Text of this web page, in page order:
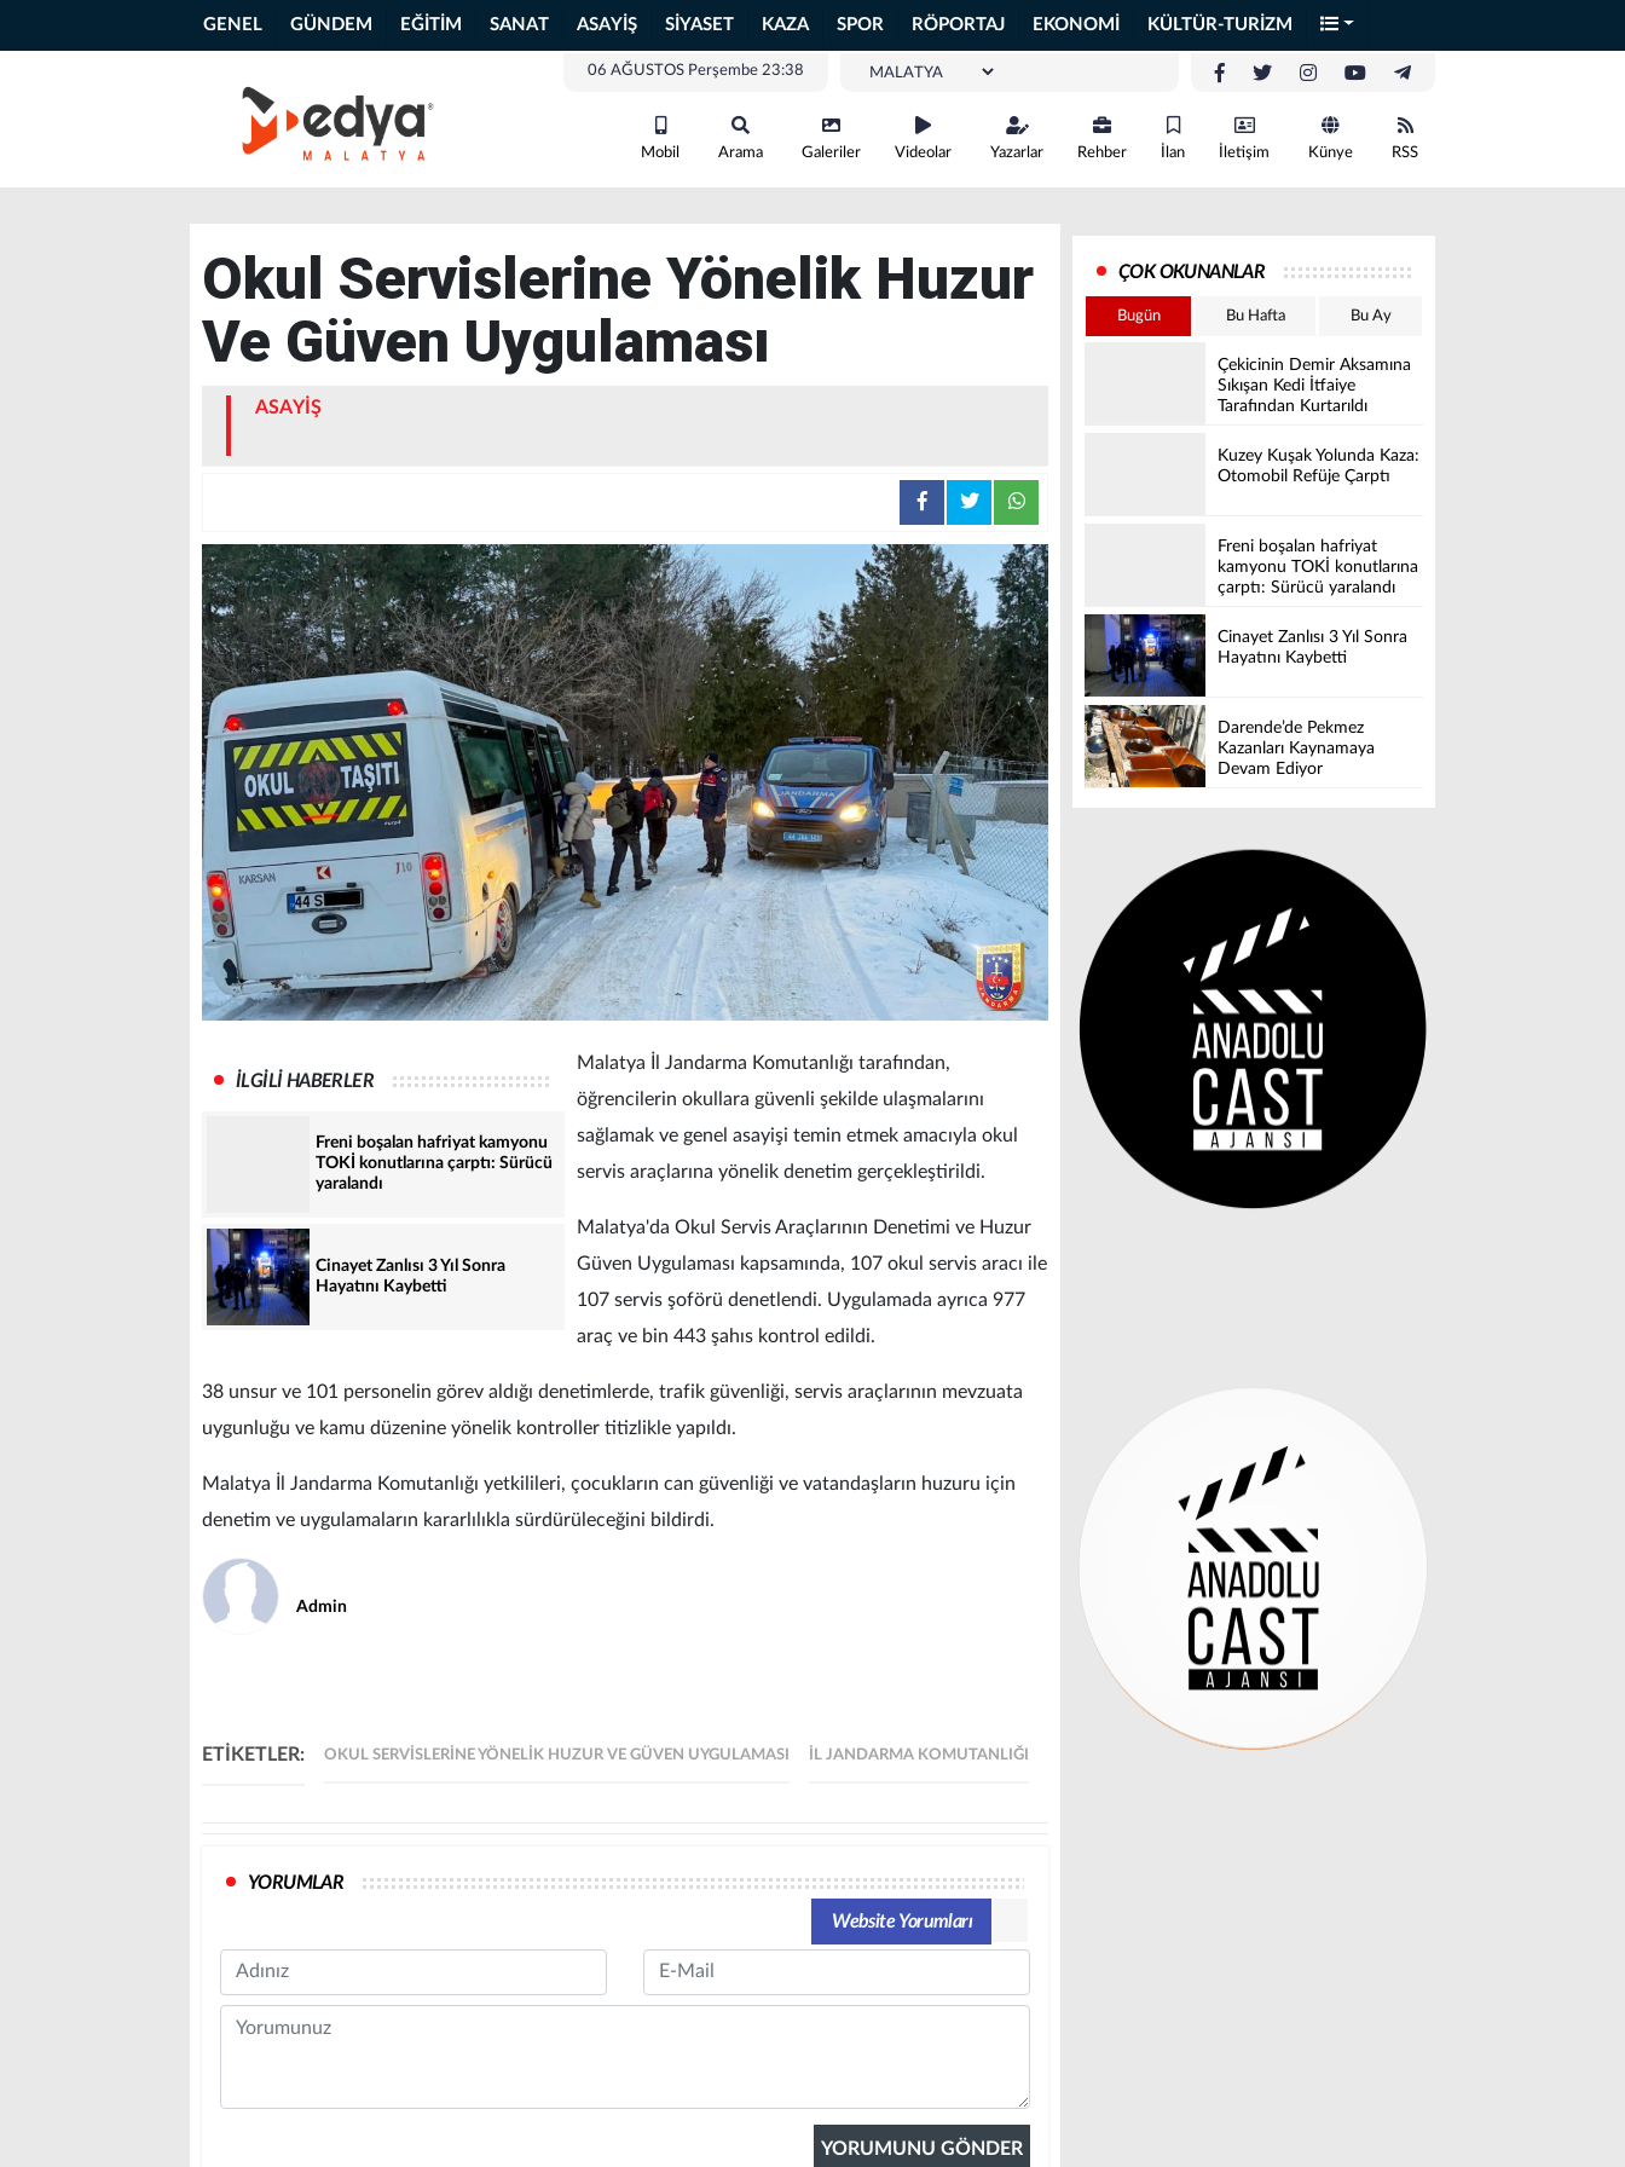
GENEL GÜNDEM EĞİTİM SANAT ASAYİŞ SİYASET KAZA SPOR RÖPORTAJ EKONOMİ KÜLTÜR-TURİZM
06 AĞUSTOS Perşembe 23:38
Mobil Arama Galeriler Videolar Yazarlar Rehber İlan İletişim Künye RSS
Okul Servislerine Yönelik Huzur
Ve Güven Uygulaması
ASAYİŞ
İLGİLİ HABERLER
Freni boşalan hafriyat kamyonu
TOKİ konutlarına çarptı: Sürücü
yaralandı
Cinayet Zanlısı 3 Yıl Sonra
Hayatını Kaybetti
Malatya İl Jandarma Komutanlığı tarafından,
öğrencilerin okullara güvenli şekilde ulaşmalarını
sağlamak ve genel asayişi temin etmek amacıyla okul
servis araçlarına yönelik denetim gerçekleştirildi.
Malatya'da Okul Servis Araçlarının Denetimi ve Huzur
Güven Uygulaması kapsamında, 107 okul servis aracı ile
107 servis şoförü denetlendi. Uygulamada ayrıca 977
araç ve bin 443 şahıs kontrol edildi.
38 unsur ve 101 personelin görev aldığı denetimlerde, trafik güvenliği, servis araçlarının mevzuata
uygunluğu ve kamu düzenine yönelik kontroller titizlikle yapıldı.
Malatya İl Jandarma Komutanlığı yetkilileri, çocukların can güvenliği ve vatandaşların huzuru için
denetim ve uygulamaların kararlılıkla sürdürüleceğini bildirdi.
Admin
ETİKETLER: OKUL SERVISLERINE YÖNELIK HUZUR VE GÜVEN UYGULAMASI İL JANDARMA KOMUTANLIĞI
YORUMLAR
Website Yorumları
Name Email
Comment
ÇOK OKUNANLAR
Bugün Bu Hafta Bu Ay
Çekicinin Demir Aksamına
Sıkışan Kedi İtfaiye
Tarafından Kurtarıldı
Kuzey Kuşak Yolunda Kaza:
Otomobil Refüje Çarptı
Freni boşalan hafriyat
kamyonu TOKİ konutlarına
çarptı: Sürücü yaralandı
Cinayet Zanlısı 3 Yıl Sonra
Hayatını Kaybetti
Darende’de Pekmez
Kazanları Kaynamaya
Devam Ediyor